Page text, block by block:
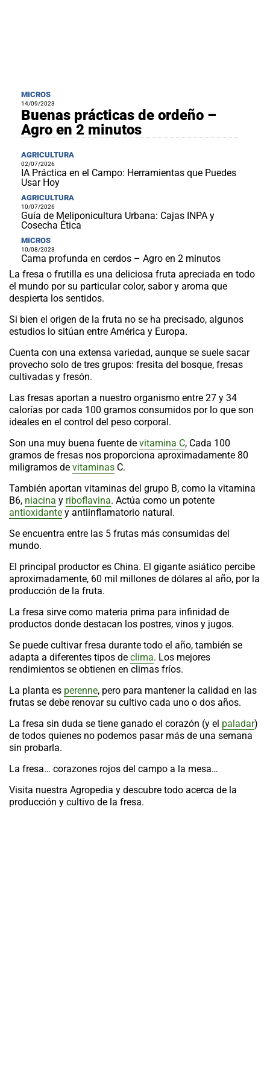
MICROS
14/09/2023
Buenas prácticas de ordeño –
Agro en 2 minutos
AGRICULTURA
02/07/2026
IA Práctica en el Campo: Herramientas que Puedes
Usar Hoy
AGRICULTURA
10/07/2026
Guía de Meliponicultura Urbana: Cajas INPA y
Cosecha Ética
MICROS
10/08/2023
Cama profunda en cerdos – Agro en 2 minutos
La fresa o frutilla es una deliciosa fruta apreciada en todo
el mundo por su particular color, sabor y aroma que
despierta los sentidos.
Si bien el origen de la fruta no se ha precisado, algunos
estudios lo sitúan entre América y Europa.
Cuenta con una extensa variedad, aunque se suele sacar
provecho solo de tres grupos: fresita del bosque, fresas
cultivadas y fresón.
Las fresas aportan a nuestro organismo entre 27 y 34
calorías por cada 100 gramos consumidos por lo que son
ideales en el control del peso corporal.
Son una muy buena fuente de vitamina C, Cada 100
gramos de fresas nos proporciona aproximadamente 80
miligramos de vitaminas C.
También aportan vitaminas del grupo B, como la vitamina
B6, niacina y riboflavina. Actúa como un potente
antioxidante y antiinflamatorio natural.
Se encuentra entre las 5 frutas más consumidas del
mundo.
El principal productor es China. El gigante asiático percibe
aproximadamente, 60 mil millones de dólares al año, por la
producción de la fruta.
La fresa sirve como materia prima para infinidad de
productos donde destacan los postres, vinos y jugos.
Se puede cultivar fresa durante todo el año, también se
adapta a diferentes tipos de clima. Los mejores
rendimientos se obtienen en climas fríos.
La planta es perenne, pero para mantener la calidad en las
frutas se debe renovar su cultivo cada uno o dos años.
La fresa sin duda se tiene ganado el corazón (y el paladar)
de todos quienes no podemos pasar más de una semana
sin probarla.
La fresa… corazones rojos del campo a la mesa…
Visita nuestra Agropedia y descubre todo acerca de la
producción y cultivo de la fresa.